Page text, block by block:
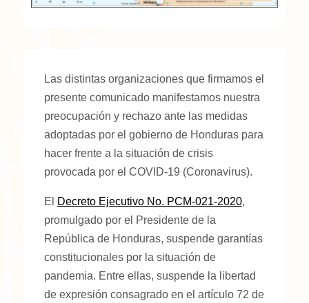
Las distintas organizaciones que firmamos el
presente comunicado manifestamos nuestra
preocupación y rechazo ante las medidas
adoptadas por el gobierno de Honduras para
hacer frente a la situación de crisis
provocada por el COVID-19 (Coronavirus).
El Decreto Ejecutivo No. PCM-021-2020,
promulgado por el Presidente de la
República de Honduras, suspende garantías
constitucionales por la situación de
pandemia. Entre ellas, suspende la libertad
de expresión consagrado en el artículo 72 de